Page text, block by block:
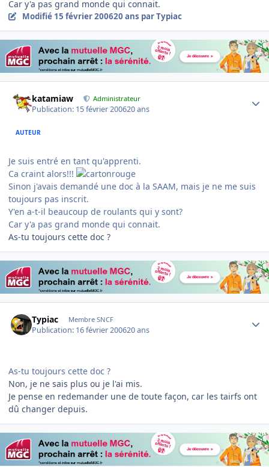
Car y'a pas grand monde qui connait.
Modifié 15 février 200620 ans par Typiac
katamiaw Administrateur
Publication: 15 février 200620 ans
AUTEUR
Je suis entré en tant qu'apprenti.
Ca craint alors!!!
Sinon j'avais demandé une doc à la SAAM, mais je ne me suis
toujours pas inscrit.
Y'en a-t-il beaucoup de roulants qui y sont?
Car y'a pas grand monde qui connait.
As-tu toujours cette doc ?
Typiac Membre SNCF
Publication: 16 février 200620 ans
As-tu toujours cette doc ?
Non, je ne sais plus ou je l'ai mis.
Je pense en redemander une de toute façon, car les tairfs ont
dû changer depuis.